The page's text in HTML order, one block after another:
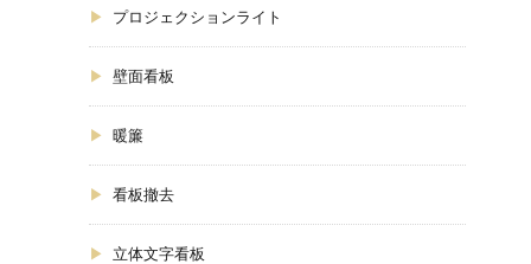
プロジェクションライト
壁面看板
暖簾
看板撤去
立体文字看板